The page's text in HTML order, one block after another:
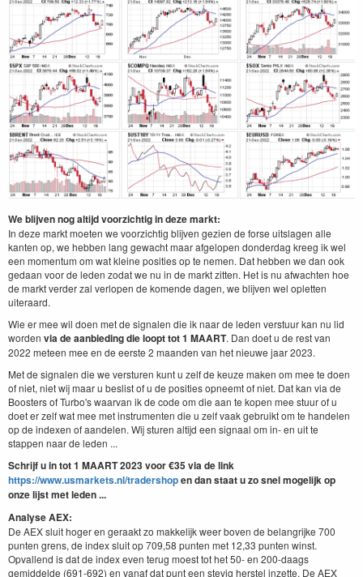
We blijven nog altijd voorzichtig in deze markt:
In deze markt moeten we voorzichtig blijven gezien de forse uitslagen alle
kanten op, we hebben lang gewacht maar afgelopen donderdag kreeg ik wel
een momentum om wat kleine posities op te nemen. Dat hebben we dan ook
gedaan voor de leden zodat we nu in de markt zitten. Het is nu afwachten hoe
de markt verder zal verlopen de komende dagen, we blijven wel opletten
uiteraard.
Wie er mee wil doen met de signalen die ik naar de leden verstuur kan nu lid
worden via de aanbieding die loopt tot 1 MAART. Dan doet u de rest van
2022 meteen mee en de eerste 2 maanden van het nieuwe jaar 2023.
Met de signalen die we versturen kunt u zelf de keuze maken om mee te doen
of niet, niet wij maar u beslist of u de posities opneemt of niet. Dat kan via de
Boosters of Turbo's waarvan ik de code om die aan te kopen mee stuur of u
doet er zelf wat mee met instrumenten die u zelf vaak gebruikt om te handelen
op de indexen of aandelen. Wij sturen altijd een signaal om in- en uit te
stappen naar de leden ...
Schrijf u in tot 1 MAART 2023 voor €35 via de link
https://www.usmarkets.nl/tradershopen dan staat u zo snel mogelijk op
onze lijst met leden ...
Analyse AEX:
De AEX sluit hoger en geraakt zo makkelijk weer boven de belangrijke 700
punten grens, de index sluit op 709,58 punten met 12,33 punten winst.
Opvallend is dat de index even terug moest tot het 50- en 200-daags
gemiddelde (691-692) en vanaf dat punt een stevig herstel inzette. De AEX